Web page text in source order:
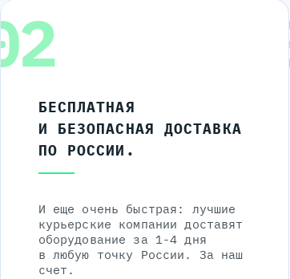
02
БЕСПЛАТНАЯ
И БЕЗОПАСНАЯ ДОСТАВКА
ПО РОССИИ.
И еще очень быстрая: лучшие
курьерские компании доставят
оборудование за 1-4 дня
в любую точку России. За наш
счет.